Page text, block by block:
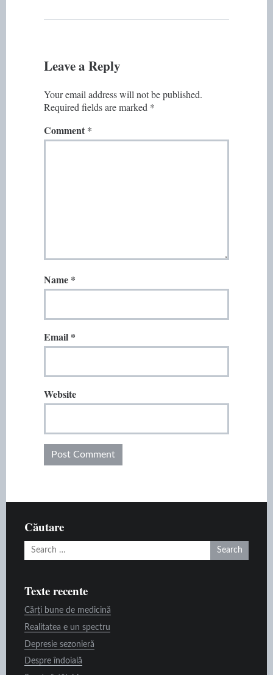
Leave a Reply
Your email address will not be published.
Required fields are marked *
Comment *
Name *
Email *
Website
Căutare
Search
Texte recente
Cărți bune de medicină
Realitatea e un spectru
Depresie sezonieră
Despre îndoială